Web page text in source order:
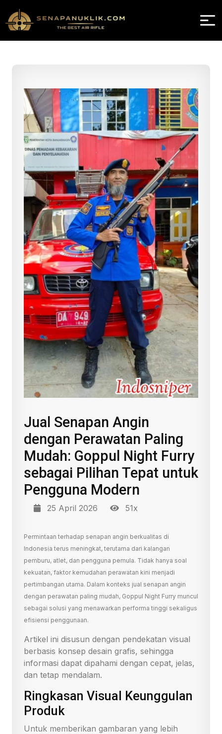
Jual Senapan Angin
dengan Perawatan Paling
Mudah: Goppul Night Furry
sebagai Pilihan Tepat untuk
Pengguna Modern
25 April 2026 51x
Permintaan terhadap senapan angin berkualitas di
Indonesia terus meningkat, terutama dari kalangan
pemburu, atlet, dan pengguna pemula. Tidak hanya soal
kekuatan, faktor kemudahan perawatan kini menjadi
pertimbangan utama. Dalam konteks jual senapan angin
dengan perawatan paling mudah, Goppul Night Furry muncul
sebagai solusi yang menawarkan performa tinggi sekaligus
efisiensi penggunaan.
Artikel ini disusun dengan pendekatan visual
berbasis konsep desain grafis, sehingga
informasi dapat dipahami dengan cepat, jelas,
dan tetap mendalam.
Ringkasan Visual Keunggulan
Produk
Untuk memberikan gambaran yang lebih